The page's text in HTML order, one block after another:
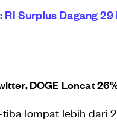
RI Surplus Dagang
DOGE Loncat
lompat lebih dari